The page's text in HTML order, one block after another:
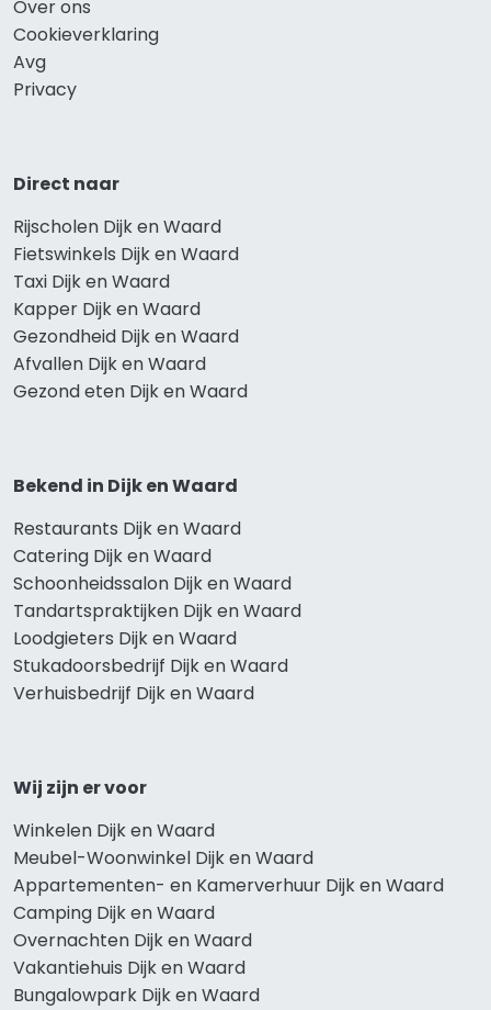
Over ons
Cookieverklaring
Avg
Privacy
Direct naar
Rijscholen Dijk en Waard
Fietswinkels Dijk en Waard
Taxi Dijk en Waard
Kapper Dijk en Waard
Gezondheid Dijk en Waard
Afvallen Dijk en Waard
Gezond eten Dijk en Waard
Bekend in Dijk en Waard
Restaurants Dijk en Waard
Catering Dijk en Waard
Schoonheidssalon Dijk en Waard
Tandartspraktijken Dijk en Waard
Loodgieters Dijk en Waard
Stukadoorsbedrijf Dijk en Waard
Verhuisbedrijf Dijk en Waard
Wij zijn er voor
Winkelen Dijk en Waard
Meubel-Woonwinkel Dijk en Waard
Appartementen- en Kamerverhuur Dijk en Waard
Camping Dijk en Waard
Overnachten Dijk en Waard
Vakantiehuis Dijk en Waard
Bungalowpark Dijk en Waard